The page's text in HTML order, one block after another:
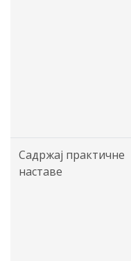
Садржај практичне
наставе